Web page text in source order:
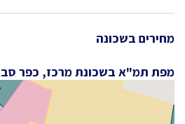
מחירים בשכונה
מפת תמ"א בשכונת מרכז, כפר